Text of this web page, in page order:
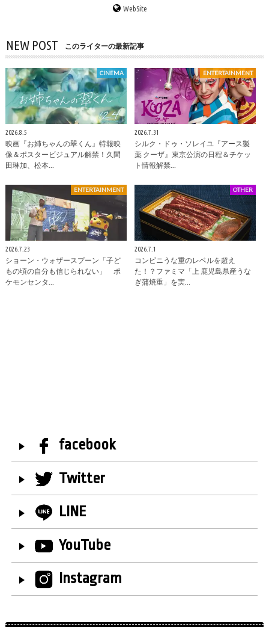
WebSite
NEW POST このライターの最新記事
CINEMA
2026.8.5
映画『お姉ちゃんの翠くん』特報映
像＆ポスタービジュアル解禁！久間
田琳加、松本…
ENTERTAINMENT
2026.7.31
シルク・ドゥ・ソレイユ『アース製
薬 クーザ』東京公演の日程＆チケッ
ト情報解禁…
ENTERTAINMENT
2026.7.23
ショーン・ウォザースプーン「子ど
もの頃の自分も信じられない」 ポ
ケモンセンタ…
OTHER
2026.7.1
コンビニうな重のレベルを超え
た！？ファミマ「上 鹿児島県産うな
ぎ蒲焼重」を実…
facebook
Twitter
LINE
YouTube
Instagram